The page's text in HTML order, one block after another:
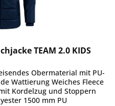
TEAM 2.0 KIDS
Obermaterial mit PU-
Wattierung Weiches Fleece
Kordelzug und Stoppern
1500 mm PU